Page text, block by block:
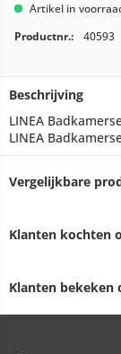
Artikel in
Productnr.:
40593
Beschrijving
LINEA
LINEA
Vergelijkbare
Klanten kochten
Klanten bekeken